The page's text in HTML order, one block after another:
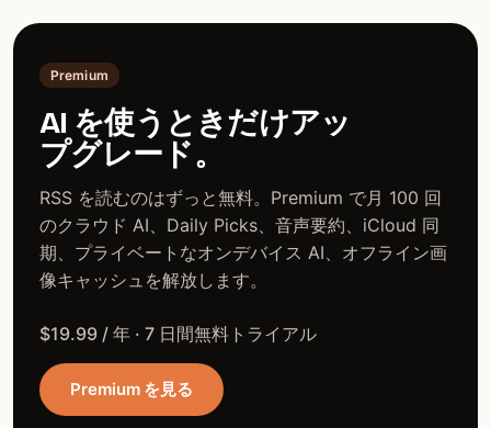
Premium
AI を使うときだけアッ
プグレード。
RSS を読むのはずっと無料。Premium で月 100 回
のクラウド AI、Daily Picks、音声要約、iCloud 同
期、プライベートなオンデバイス AI、オフライン画
像キャッシュを解放します。
$19.99 / 年 · 7 日間無料トライアル
Premium を見る